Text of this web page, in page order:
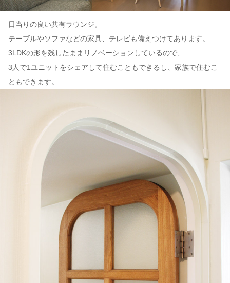
日当りの良い共有ラウンジ。
テーブルやソファなどの家具、テレビも備えつけてあります。
3LDKの形を残したままリノベーションしているので、
3人で1ユニットをシェアして住むこともできるし、家族で住むこ
ともできます。